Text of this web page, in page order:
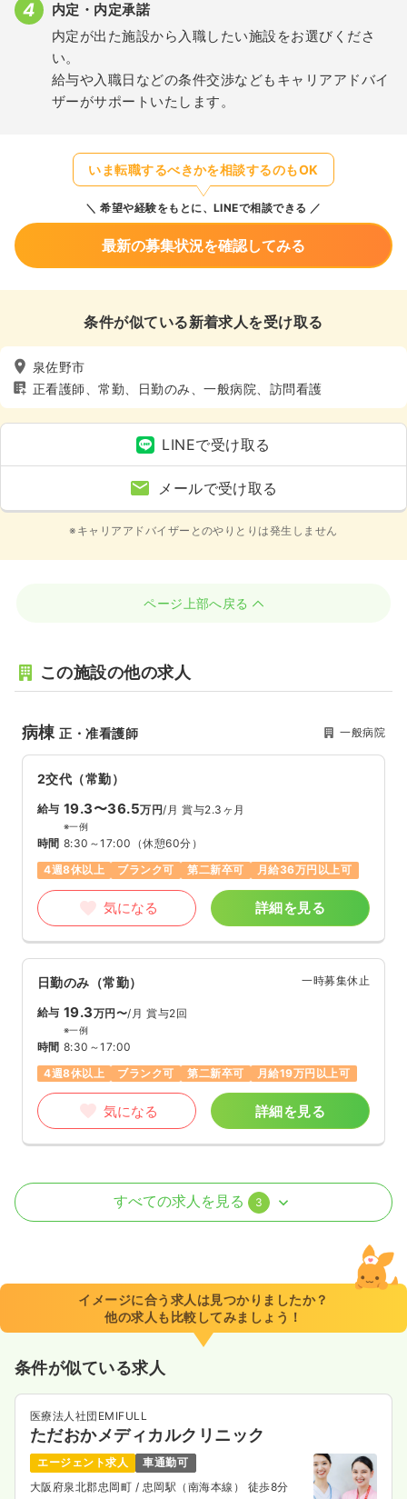
内定・内定承諾
内定が出た施設から入職したい施設をお選びくださ
い。
給与や入職日などの条件交渉などもキャリアアドバイ
ザーがサポートいたします。
いま転職するべきかを相談するのもOK
希望や経験をもとに、LINEで相談できる
最新の募集状況を確認してみる
条件が似ている新着求人を受け取る
泉佐野市
正看護師、常勤、日勤のみ、一般病院、訪問看護
LINEで受け取る
メールで受け取る
※キャリアアドバイザーとのやりとりは発生しません
ページ上部へ戻る
この施設の他の求人
病棟正・准看護師 一般病院
2交代（常勤）
給与 19.3〜36.5万円/月 賞与2.3ヶ月
※一例
時間 8:30～17:00 （休憩60分）
4週8休以上
ブランク可 第二新卒可 月給36万円以上可
気になる 詳細を見る
日勤のみ（常勤） 一時募集休止
給与 19.3万円〜/月 賞与2回
※一例
時間 8:30～17:00
4週8休以上
ブランク可 第二新卒可 月給19万円以上可
気になる 詳細を見る
外来 正・准看護師
8:30～17:00（休憩60分）
日祝休み
4週8休以上 ブランク可 月給36万円以上可
気になる
日勤のみ（パート）
給与 時給1,500〜1,600円
時間 17:00～20:00
すべての求人を見る 3
イメージに合う求人は見つかりましたか？
他の求人も比較してみましょう！
条件が似ている求人
医療法人社団EMIFULL
ただおかメディカルクリニック
エージェント求人
車通勤可
大阪府泉北郡忠岡町 / 忠岡駅（南海本線） 徒歩8分